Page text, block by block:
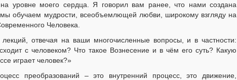
на уровне моего сердца. Я говорил вам ранее, что нами создана
обучаем мудрости, всеобъемлющей любви, широкому взгляду на
Человека.
отвечая на ваши многочисленные вопросы, и в частности:
с человеком? Что такое Вознесение и в чём его суть? Какую
играет человек?»
преобразований – это внутренний процесс, это движение,